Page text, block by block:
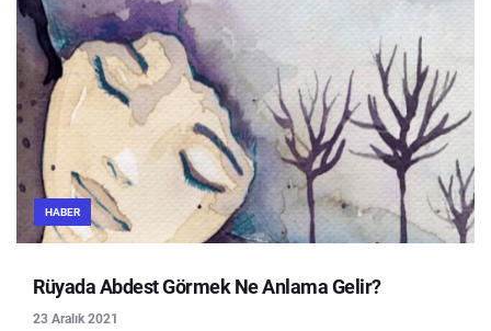
HABER
Rüyada Abdest Görmek Ne Anlama Gelir?
23 Aralık 2021